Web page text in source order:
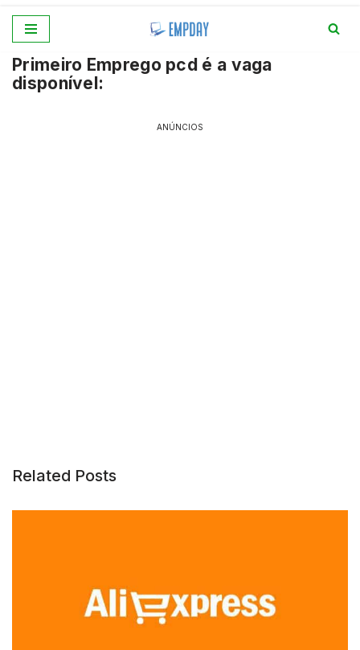
para
o
Primeiro Emprego pcd é a vaga
disponível:
ANÚNCIOS
Related Posts